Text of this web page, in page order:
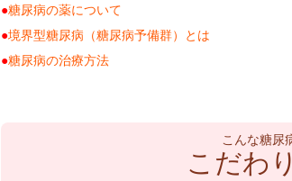
糖尿病の薬について
境界型糖尿病（糖尿病予備群）とは
糖尿病の治療方法
こんな糖尿
こだわ